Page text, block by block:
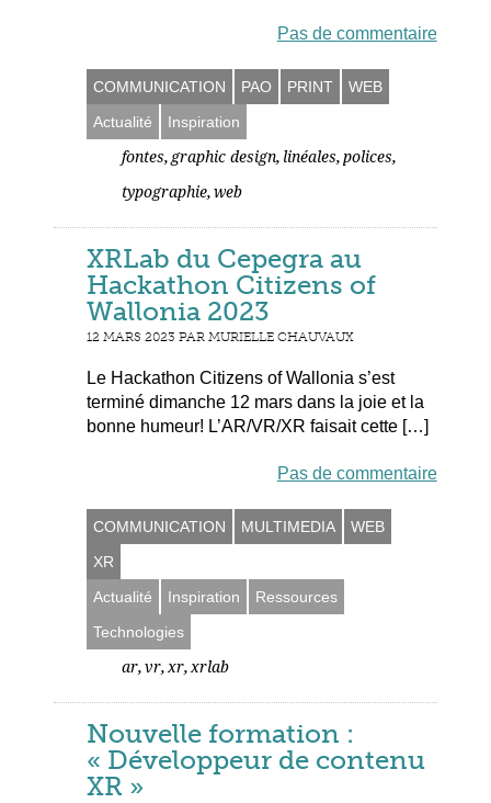
Pas de commentaire
COMMUNICATION PAO PRINT
WEB
Actualité
Inspiration
fontes, graphic design, linéales, polices,
typographie, web
XRLab du Cepegra au
Hackathon Citizens of
Wallonia 2023
12 MARS 2023 PAR MURIELLE CHAUVAUX
Le Hackathon Citizens of Wallonia s’est
terminé dimanche 12 mars dans la joie et la
bonne humeur! L’AR/VR/XR faisait cette […]
Pas de commentaire
COMMUNICATION MULTIMEDIA
WEB
XR
Actualité
Inspiration
Ressources
Technologies
ar, vr, xr, xrlab
Nouvelle formation :
« Développeur de contenu
XR »